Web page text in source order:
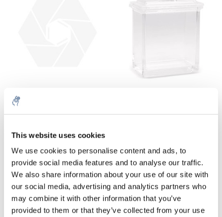
This website uses cookies
We use cookies to personalise content and ads, to
provide social media features and to analyse our traffic.
We also share information about your use of our site with
our social media, advertising and analytics partners who
may combine it with other information that you’ve
provided to them or that they’ve collected from your use
€53,42 Sans les taxes
Gesch. avant: jusqu’à 2
€266,98 Sans les taxes
5% off for your next order
Sign up for our newsletter to stay informed about
our new products, and receive a 10% discount on
your next purchase for all chemical products from
our own brand 😀